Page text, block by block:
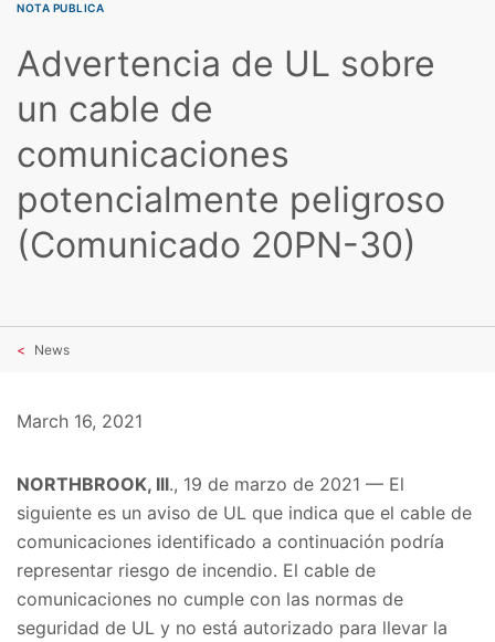
NOTA PUBLICA
Advertencia de UL sobre
un cable de
comunicaciones
potencialmente peligroso
(Comunicado 20PN-30)
News
March 16, 2021
NORTHBROOK, Ill., 19 de marzo de 2021 — El
siguiente es un aviso de UL que indica que el cable de
comunicaciones identificado a continuación podría
representar riesgo de incendio. El cable de
comunicaciones no cumple con las normas de
seguridad de UL y no está autorizado para llevar la